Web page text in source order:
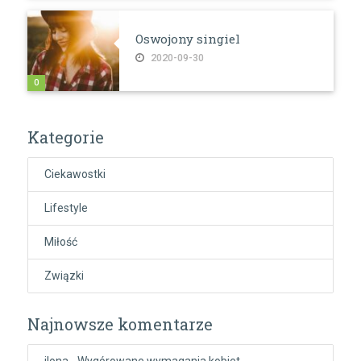
Oswojony singiel
2020-09-30
0
Kategorie
Ciekawostki
Lifestyle
Miłość
Związki
Najnowsze komentarze